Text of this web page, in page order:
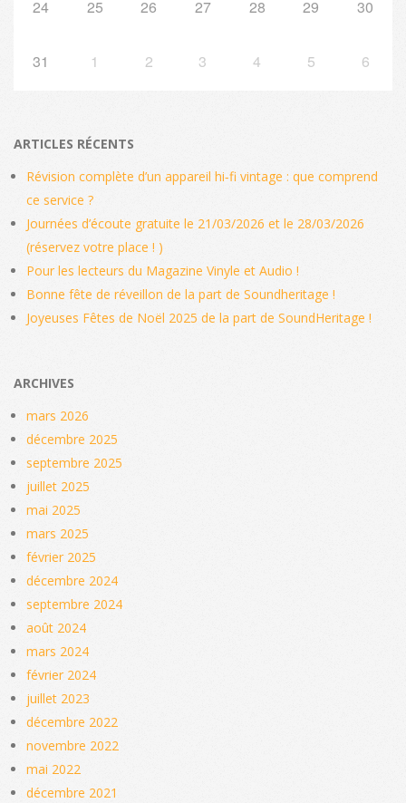
24 25 26 27 28 29 30
31 1 2 3 4 5 6
ARTICLES RÉCENTS
Révision complète d’un appareil hi‑fi vintage : que comprend
ce service ?
Journées d’écoute gratuite le 21/03/2026 et le 28/03/2026
(réservez votre place ! )
Pour les lecteurs du Magazine Vinyle et Audio !
Bonne fête de réveillon de la part de Soundheritage !
Joyeuses Fêtes de Noël 2025 de la part de SoundHeritage !
ARCHIVES
mars 2026
décembre 2025
septembre 2025
juillet 2025
mai 2025
mars 2025
février 2025
décembre 2024
septembre 2024
août 2024
mars 2024
février 2024
juillet 2023
décembre 2022
novembre 2022
mai 2022
décembre 2021